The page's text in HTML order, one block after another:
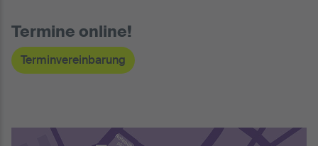
Termine online!
Terminvereinbarung